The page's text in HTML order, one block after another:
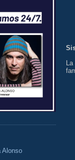
Alonso